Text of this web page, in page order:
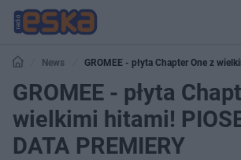
News
GROMEE - płyta Chapter One z
DATA PREMIERY
GROMEE - płyta
wielkimi hitami!
DATA PREMIERY